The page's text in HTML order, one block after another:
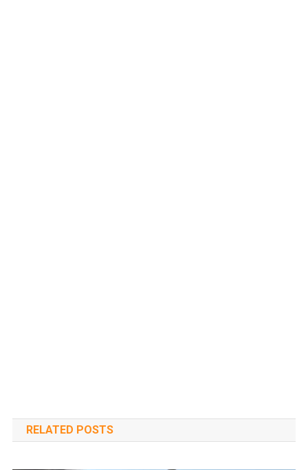
RELATED POSTS